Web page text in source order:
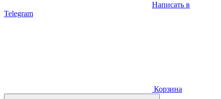
Написать в
Telegram
Корзина